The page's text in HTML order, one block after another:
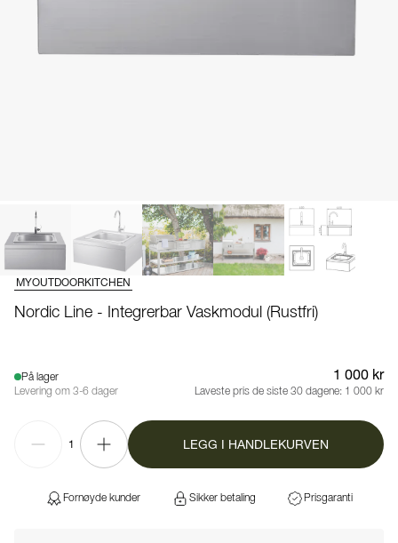
MYOUTDOORKITCHEN
Nordic Line - Integrerbar Vaskmodul (Rustfri)
På lager
Levering om 3-6 dager
1 000 kr
Laveste pris de siste 30 dagene: 1 000 kr
1 LEGG I HANDLEKURVEN
Fornøyde kunder Sikker betaling Prisgaranti